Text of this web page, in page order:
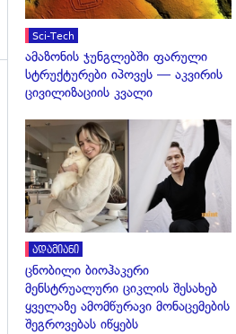
Sci-Tech
ამაზონის ჯუნგლებში ფარული
სტრუქტურები იპოვეს — აკვირის
ცივილიზაციის კვალი
ადამიანი
ცნობილი ბიოჰაკერი
მენსტრუალური ციკლის შესახებ
ყველაზე ამომწურავი მონაცემების
შეგროვებას იწყებს